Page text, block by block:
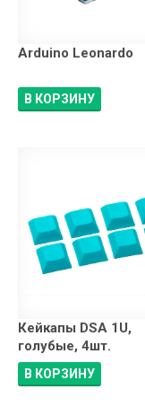
Arduino Leonardo
В КОРЗИНУ
Кейкапы DSA 1U,
голубые, 4шт.
В КОРЗИНУ